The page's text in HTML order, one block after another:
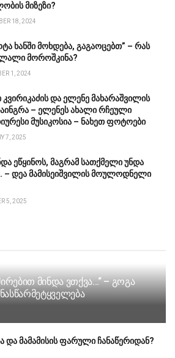
მიზეზი?
18, 2024
ხანში მოხდება, გაგაოცებთ” – რას
მოროშკინა?
1, 2024
და ელენე მახარაშვილის
– ელენეს ახალი რჩეული
მუსიკოსია – ნახეთ ფოტოები
7, 2025
ეწყინოს, მაგრამ სათქმელი უნდა
– დეა მამისეიშვილის მოულოდნელი
5, 2025
მინდა ვთქვა…“ – გოგა
და მამამისის ფარული ჩანაწერიდან?